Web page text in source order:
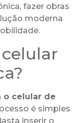
fazer obras
moderna
o celular de
é simples
inserir o